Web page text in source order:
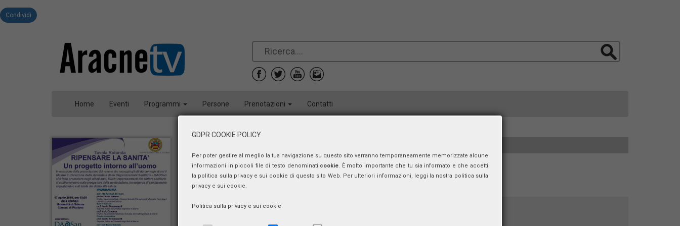
Condividi
Home Eventi Programmi Persone Prenotazioni Contatti
venerdì 17 aprile 2015, ore 10:00
GDPR COOKIE POLICY
Per poter gestire al meglio la tua navigazione su questo sito verranno temporaneamente memorizzate alcune
informazioni in piccoli file di testo denominati cookie . È molto importante che tu sia informato e che accetti
la politica sulla privacy e sui cookie di questo sito Web. Per ulteriori informazioni, leggi la nostra politica sulla
privacy e sui cookie.
Politica sulla privacy e sui cookie